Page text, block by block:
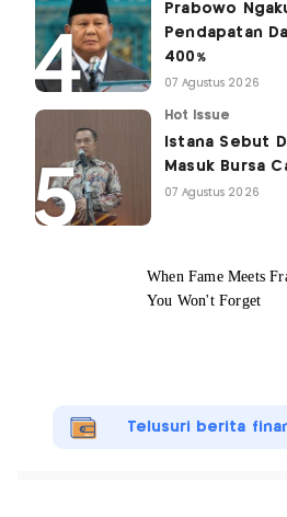
Prabowo
Pendapatan
400%
07 Agustus 2026
Hot Issue
Istana Sebut
Masuk Bursa
07 Agustus 2026
Telusuri berita